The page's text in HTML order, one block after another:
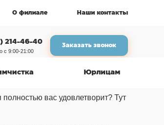
О филиале Наши контакты
214-46-40
с 9:00-21:00
Заказать звонок
Юрлицам
вас удовлетворит? Тут